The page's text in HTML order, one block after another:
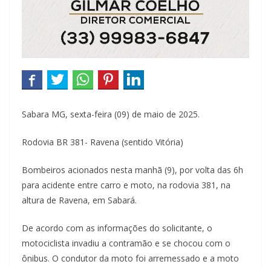
Sabara MG, sexta-feira (09) de maio de 2025.
Rodovia BR 381- Ravena (sentido Vitória)
Bombeiros acionados nesta manhã (9), por volta das 6h
para acidente entre carro e moto, na rodovia 381, na
altura de Ravena, em Sabará.
De acordo com as informações do solicitante, o
motociclista invadiu a contramão e se chocou com o
ônibus. O condutor da moto foi arremessado e a moto